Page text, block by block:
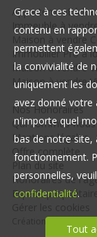
Appartement à
Immeuble à
Maison à vendre
Immobilier Pro à
Maison à vendre
Maison à vendre
Nos Honoraires
Qui sommes-nous
Mentions légales
Offre complète
Plan du site
Honoraires de
Espace propriétaire
Création site
Grace à ces
contenu en
permettent
la convivialité de
uniquement les
avez donné votre
n'importe quel
bas de notre site,
fonctionnement.
personnelles,
confidentialité.
Tout